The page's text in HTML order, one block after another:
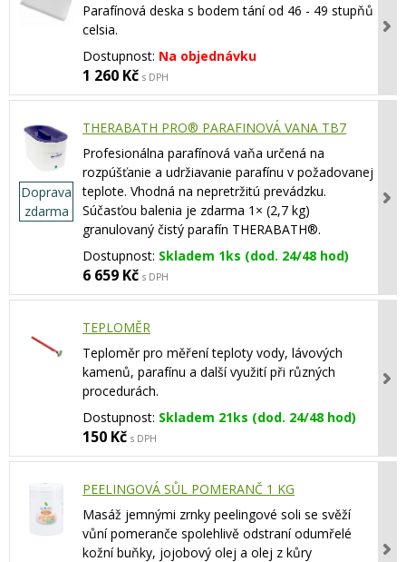
Parafínová deska s bodem tání od 46 - 49 stupňů
celsia.
Dostupnost: Na objednávku
1 260 Kč s DPH
Doprava
zdarma
THERABATH PRO® PARAFINOVÁ VANA TB7
Profesionálna parafínová vaňa určená na
rozpúšťanie a udržiavanie parafínu v požadovanej
teplote. Vhodná na nepretržitú prevádzku.
Súčasťou balenia je zdarma 1× (2,7 kg)
granulovaný čistý parafín THERABATH®.
Dostupnost: Skladem 1ks (dod. 24/48 hod)
6 659 Kč s DPH
TEPLOMĚR
Teploměr pro měření teploty vody, lávových
kamenů, parafínu a další využití při různých
procedurách.
Dostupnost: Skladem 21ks (dod. 24/48 hod)
150 Kč s DPH
PEELINGOVÁ SŮL POMERANČ 1 KG
Masáž jemnými zrnky peelingové soli se svěží
vůní pomeranče spolehlivě odstraní odumřelé
kožní buňky, jojobový olej a olej z kůry